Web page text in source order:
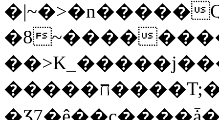
�|~�>�n�����
�8~����
�����ח����T;�uU�w��oovW�N�\�v�̓��N��6xz��z^��s�;